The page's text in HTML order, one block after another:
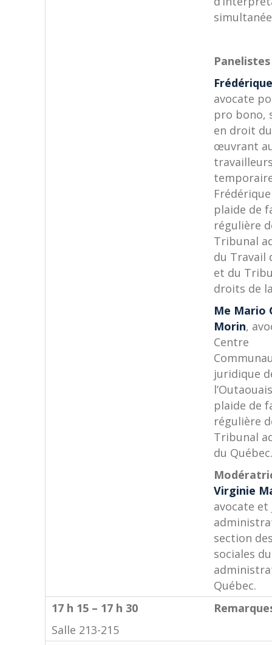
avocate
pro bono,
en droit
œuvrant
plaide de
régulière
Tribunal
du Travail
et du
droits de
Me Mario
Morin,
Centre
juridique
plaide de
régulière
Tribunal
du Québec.
Virginie
avocate et
section
sociales
Québec.
17 h 15 – 17 h 30
Salle 213-215